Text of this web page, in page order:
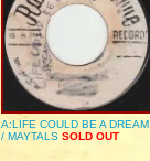
A:LIFE COULD BE A DREAM
/ MAYTALS SOLD OUT